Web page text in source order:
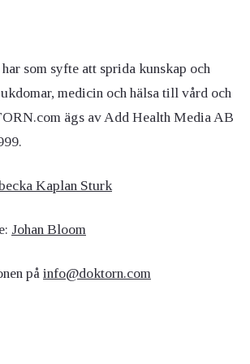
som syfte att sprida kunskap och
medicin och hälsa till vård och
ägs av Add Health Media AB
Kaplan Sturk
Johan Bloom
på info@doktorn.com